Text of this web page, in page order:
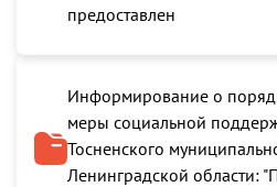
предоставлен
Информирование о
меры социальной
Тосненского
Ленинградской области: